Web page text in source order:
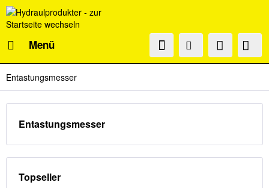
Menü
Entastungsmesser
Entastungsmesser
Topseller